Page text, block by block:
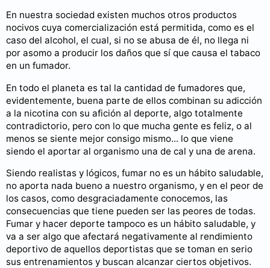
En nuestra sociedad existen muchos otros productos
nocivos cuya comercialización está permitida, como es el
caso del alcohol, el cual, si no se abusa de él, no llega ni
por asomo a producir los daños que sí que causa el tabaco
en un fumador.
En todo el planeta es tal la cantidad de fumadores que,
evidentemente, buena parte de ellos combinan su adicción
a la nicotina con su afición al deporte, algo totalmente
contradictorio, pero con lo que mucha gente es feliz, o al
menos se siente mejor consigo mismo... lo que viene
siendo el aportar al organismo una de cal y una de arena.
Siendo realistas y lógicos, fumar no es un hábito saludable,
no aporta nada bueno a nuestro organismo, y en el peor de
los casos, como desgraciadamente conocemos, las
consecuencias que tiene pueden ser las peores de todas.
Fumar y hacer deporte tampoco es un hábito saludable, y
va a ser algo que afectará negativamente al rendimiento
deportivo de aquellos deportistas que se toman en serio
sus entrenamientos y buscan alcanzar ciertos objetivos.